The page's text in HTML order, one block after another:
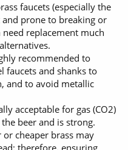
faucets (especially the
prone to breaking or
replacement much
recommended to
faucets and shanks to
and to avoid metallic
acceptable for gas (CO2)
beer and is strong.
or cheaper brass may
therefore, ensuring